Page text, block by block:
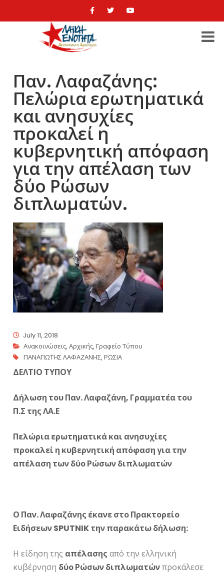
Παν. Λαφαζάνης:
Πελώρια ερωτηματικά
και ανησυχίες
προκαλεί η
κυβερνητική απόφαση
για την απέλαση των
δύο Ρώσων
διπλωματών.
July 11, 2018
Ανακοινώσεις,Αρχικής,Γραφείο Τύπου
ΠΑΝΑΓΙΩΤΗΣ ΛΑΦΑΖΑΝΗΣ,ΡΩΣΙΑ
ΔΕΛΤΙΟ ΤΥΠΟΥ
Δήλωση του Παν. Λαφαζάνη, Γραμματέα του
Π.Σ της ΛΑ.Ε
Πελώρια ερωτηματικά και ανησυχίες
προκαλεί η κυβερνητική απόφαση για την
απέλαση των δύο Ρώσων διπλωματών
Ο Παν. Λαφαζάνης έκανε στο Πρακτορείο
ΕιδήσεωνSPUTNIK την παρακάτω δήλωση:
Η είδηση της απέλασης από την ελληνική
κυβέρνηση δύο Ρώσων διπλωματώνπροκάλεσε